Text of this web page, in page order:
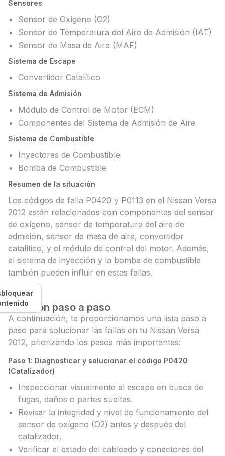
Sensores
Sensor de Oxígeno (O2)
Sensor de Temperatura del Aire de Admisión (IAT)
Sensor de Masa de Aire (MAF)
Sistema de Escape
Convertidor Catalítico
Sistema de Admisión
Módulo de Control de Motor (ECM)
Componentes del Sistema de Admisión de Aire
Sistema de Combustible
Inyectores de Combustible
Bomba de Combustible
Resumen de la situación
Los códigos de falla P0420 y P0113 en el Nissan Versa
2012 están relacionados con componentes del sensor
de oxígeno, sensor de temperatura del aire de
admisión, sensor de masa de aire, convertidor
catalítico, y el módulo de control del motor. Además,
el sistema de inyección y la bomba de combustible
también pueden influir en estas fallas.
Solución paso a paso
A continuación, te proporcionamos una lista paso a
paso para solucionar las fallas en tu Nissan Versa
2012, priorizando los pasos más importantes:
Paso 1: Diagnosticar y solucionar el código P0420
(Catalizador)
Inspeccionar visualmente el escape en busca de
fugas, daños o partes sueltas.
Revisar la integridad y nivel de funcionamiento del
sensor de oxígeno (O2) antes y después del
catalizador.
Verificar el estado del cableado y conectores del